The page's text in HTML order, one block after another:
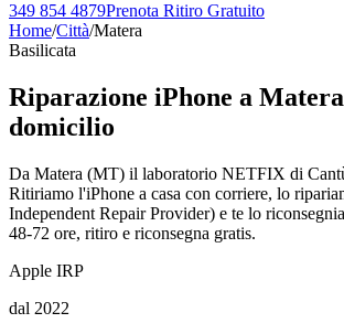
349 854 4879Prenota Ritiro Gratuito
Home/Città/Matera
Basilicata
Riparazione iPhone a Matera
domicilio
Da Matera (MT) il laboratorio NETFIX di
Ritiriamo l'iPhone a casa con corriere, lo
Independent Repair Provider) e te lo
48-72 ore, ritiro e riconsegna gratis.
Apple IRP
dal 2022